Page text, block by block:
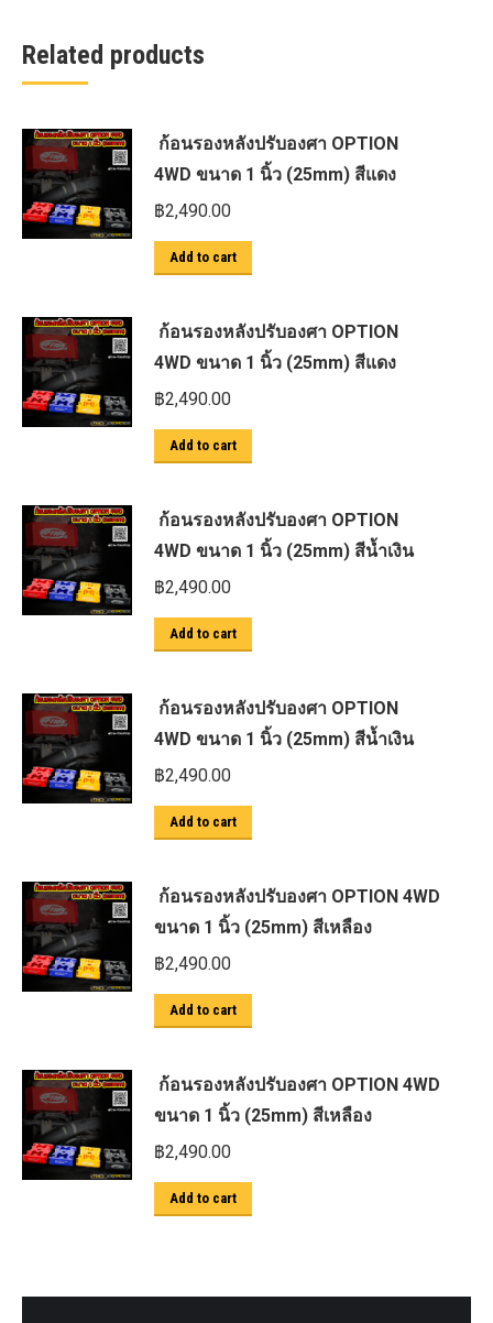
Related products
ก้อนรองหลังปรับองศา OPTION
4WD ขนาด 1 นิ้ว (25mm) สีแดง
฿2,490.00
Add to cart
ก้อนรองหลังปรับองศา OPTION
4WD ขนาด 1 นิ้ว (25mm) สีแดง
฿2,490.00
Add to cart
ก้อนรองหลังปรับองศา OPTION
4WD ขนาด 1 นิ้ว (25mm) สีน้ำเงิน
฿2,490.00
Add to cart
ก้อนรองหลังปรับองศา OPTION
4WD ขนาด 1 นิ้ว (25mm) สีน้ำเงิน
฿2,490.00
Add to cart
ก้อนรองหลังปรับองศา OPTION 4WD
ขนาด 1 นิ้ว (25mm) สีเหลือง
฿2,490.00
Add to cart
ก้อนรองหลังปรับองศา OPTION 4WD
ขนาด 1 นิ้ว (25mm) สีเหลือง
฿2,490.00
Add to cart